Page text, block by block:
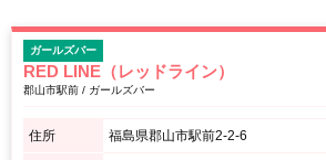
ガールズバー
RED LINE（レッドライン）
郡山市駅前 / ガールズバー
住所 福島県郡山市駅前2-2-6